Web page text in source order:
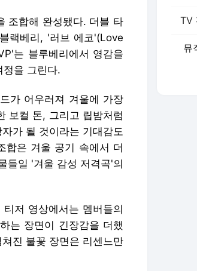
조합해 완성됐다. 더블 타
랙베리, '러브 에코'(Love
는 블루베리에서 영감을
을 그린다.
가 어우러져 겨울에 가장
보컬 톤, 그리고 립밤처럼
가 될 것이라는 기대감도
합은 겨울 공기 속에서 더
들일 '겨울 감성 저격곡'의
저 영상에서는 멤버들의
는 장면이 긴장감을 더했
진 불꽃 장면은 리센느만
TV
뮤